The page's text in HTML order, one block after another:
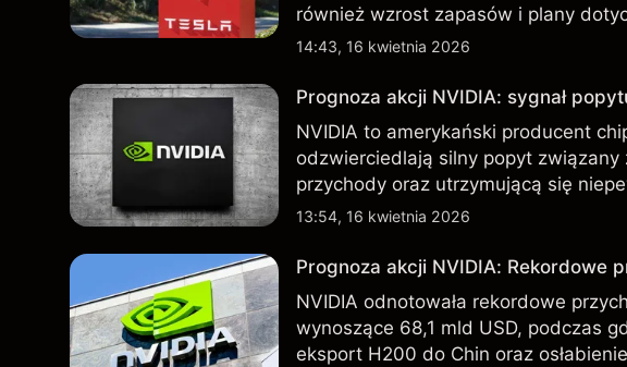
również wzrost zapasów i plany
nowego SUV-a. Wyniki osiągnięte w
14:43, 16 kwietnia 2026
Prognoza akcji NVIDIA: sygnał
NVIDIA to amerykański producent
odzwierciedlają silny popyt
przychody oraz utrzymującą się
Chin. Poznaj cele NVDA od
13:54, 16 kwietnia 2026
Prognoza akcji NVIDIA: Rekordowe
NVIDIA odnotowała rekordowe
wynoszące 68,1 mld USD, podczas
eksport H200 do Chin oraz